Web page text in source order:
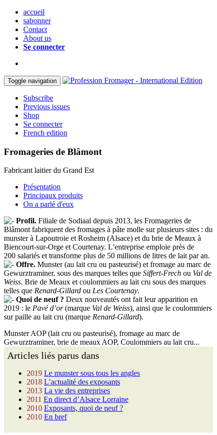
accueil
sabonner
Contact
About us
Se connecter
Toggle navigation
Subscribe
Previous issues
Shop
Se connecter
French edition
Fromageries de Blâmont
Fabricant laitier du Grand Est
Présentation
Principaux produits
On a parlé d'eux
Profil. Filiale de Sodiaal depuis 2013, les Fromageries de
Blâmont fabriquent des fromages à pâte molle sur plusieurs sites : du
munster à Lapoutroie et Rosheim (Alsace) et du brie de Meaux à
Biencourt-sur-Orge et Courtenay. L’entreprise emploie près de
200 salariés et transforme plus de 50 millions de litres de lait par an.
Offre. Munster (au lait cru ou pasteurisé) et fromage au marc de
Gewurztraminer, sous des marques telles que Siffert-Frech ou Val de
Weiss. Brie de Meaux et coulommiers au lait cru sous des marques
telles que Renard-Gillard ou Les Courtenay.
Quoi de neuf ? Deux nouveautés ont fait leur apparition en
2019 : le Pavé d’or(marque Val de Weiss), ainsi que le coulommiers
sur paille au lait cru (marque Renard-Gillard).
Munster AOP (lait cru ou pasteurisé), fromage au marc de
Gewurztraminer, brie de meaux AOP, Coulommiers au lait cru...
Articles liés parus dans
2019 Le munster sous tous les angles
2018 L’actualité des exposants
2013 La vie des entreprises
2011 En direct d’Alsace Lorraine
2010 Exposants, quoi de neuf ?
2010 En bref